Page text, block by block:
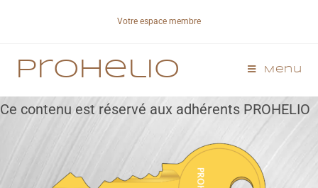
Votre espace membre
Prohelio Menu
Ce contenu est réservé aux adhérents PROHELIO